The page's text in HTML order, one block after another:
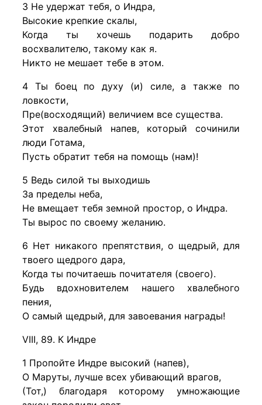
3 Не удержат тебя, о Индра,
Высокие крепкие скалы,
Когда ты хочешь подарить добро
восхвалителю, такому как я.
Никто не мешает тебе в этом.
4 Ты боец по духу (и) силе, а также по
ловкости,
Пре(восходящий) величием все существа.
Этот хвалебный напев, который сочинили
люди Готама,
Пусть обратит тебя на помощь (нам)!
5 Ведь силой ты выходишь
За пределы неба,
Не вмещает тебя земной простор, о Индра.
Ты вырос по своему желанию.
6 Нет никакого препятствия, о щедрый, для
твоего щедрого дара,
Когда ты почитаешь почитателя (своего).
Будь вдохновителем нашего хвалебного
пения,
О самый щедрый, для завоевания награды!
VIII, 89. К Индре
1 Пропойте Индре высокий (напев),
О Маруты, лучше всех убивающий врагов,
(Тот,) благодаря которому умножающие